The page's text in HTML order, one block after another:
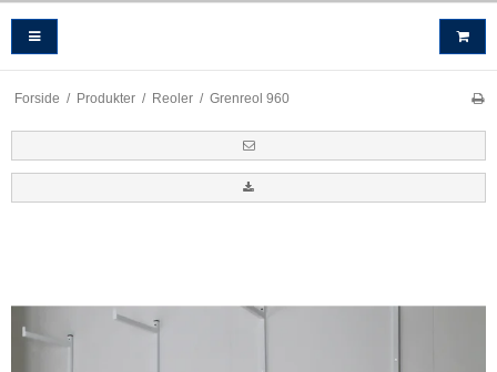
Forside / Produkter / Reoler / Grenreol 960